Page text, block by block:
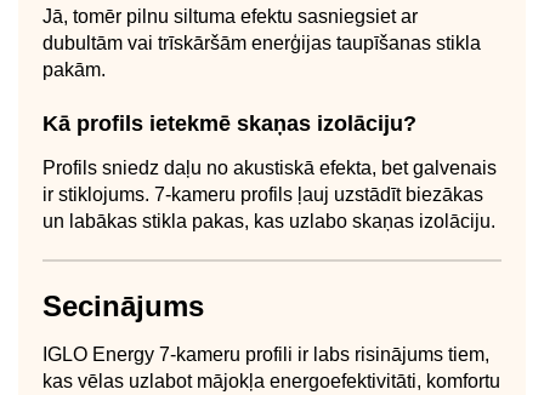
Jā, tomēr pilnu siltuma efektu sasniegsiet ar
dubultām vai trīskāršām enerģijas taupīšanas stikla
pakām.
Kā profils ietekmē skaņas izolāciju?
Profils sniedz daļu no akustiskā efekta, bet galvenais
ir stiklojums. 7-kameru profils ļauj uzstādīt biezākas
un labākas stikla pakas, kas uzlabo skaņas izolāciju.
Secinājums
IGLO Energy 7-kameru profili ir labs risinājums tiem,
kas vēlas uzlabot mājokļa energoefektivitāti, komfortu